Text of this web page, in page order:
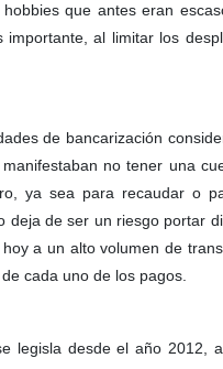
que antes eran
al limitar los
de bancarización
no tener una
ya sea para recaudar o
deja de ser un riesgo
a un alto volumen de
cada uno de los pagos.
legisla desde el año